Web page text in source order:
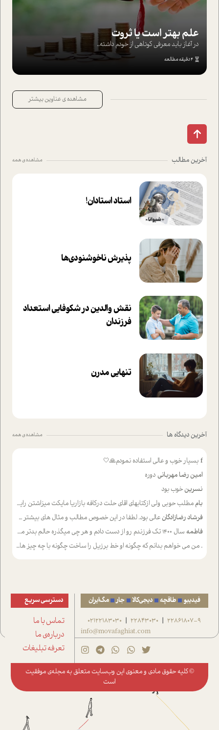
علم بهتر است یا ثروت
در آغاز باید معرفی کوتاهی از خودم داشته...
4 دقیقه مطالعه
مشاهده ی عناوین بیشتر
آخرین مطالب مشاهده ی همه
استاد استادان!
پذیرش ناخوشنودی‌ها
نقش والدین در شکوفا‌یی ا‌ستعداد
فرزندان‌
تنهایی مدرن
آخرین دیدگاه ها مشاهده ی همه
f بسیار خوب و عالی استفاده نمودم🙏🤍
امین رضا مهربانی دوره
نسرینخوب بود
بام مطلب حوبی ولی ازکتابهای اقای حلت درکافه بازاریا مایکت میزاشتن رایگان خوب بود ولی هرکدام خلاصه شده ش تومجله از طریق سایت هم خوبه اینکه درزیر اخرصفحه گذاشته شده خب ادم خبره میره نصب میکنه میخونه ولی هرکسی گوشیش ظرفیتش نداره باتشکر
فرشاد رضازادگان عالی بود. لطفا در این خصوص مطالب و مثال های بیشتر ی ارایه دهید
فاطمه سال ۱۴۰۰ تک فرزندم رو از دست دادم و هر چی میگذره حالم بدتر میشه و دلتنگتر تنایی رو ترجیح دادم و معاشرت برام سخت شده
. من می خواهم بدانم که چگونه او خط برزیل را ساخت چگونه با چه چیز هایی
فیدیبو طاقچه دیجی‌کالا جار مگ‌ایران
22861807-9
|
22843030
|
02122183030
info@movafaghiat.com
دسترسی سریع
تماس با ما
درباره‌ی ما
تعرفه تبلیغات
© کلیه حقوق مادی و معنوی این وب‌سایت متعلق به مجله‌ی موفقیت
است